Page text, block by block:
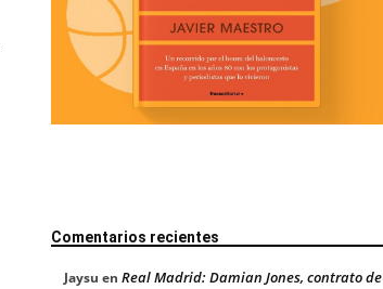
Comentarios recientes
Jaysu en Real Madrid: Damian Jones, contrato de